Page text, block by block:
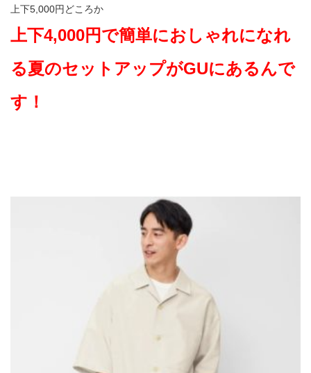
上下5,000円どころか
上下4,000円で簡単におしゃれになれ
る夏のセットアップがGUにあるんで
す！